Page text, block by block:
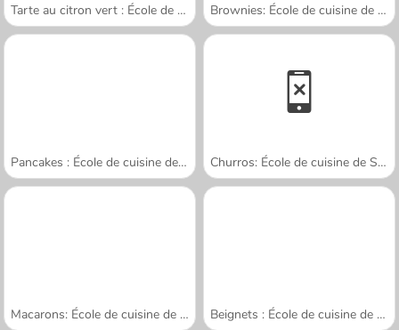
Tarte au citron vert : École de cuisine de Sara Brownies: École de cuisine de Sara
Pancakes : École de cuisine de Sara Churros: École de cuisine de Sara
Macarons: École de cuisine de Sara Beignets : École de cuisine de Sara